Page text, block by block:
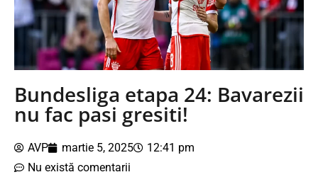
Bundesliga etapa 24: Bavarezii
nu fac pasi gresiti!
AVP martie 5, 2025
12:41 pm
Nu există comentarii